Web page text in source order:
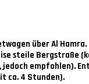
über Al
steile Bergstraße
jedoch empfohlen).
ca. 4 Stunden).